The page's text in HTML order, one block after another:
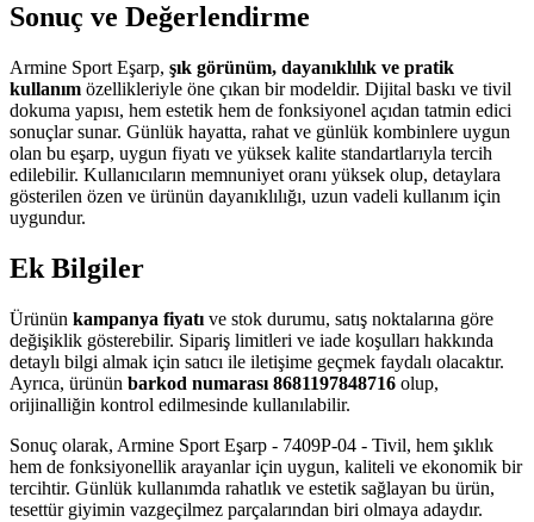
Sonuç ve Değerlendirme
Armine Sport Eşarp, şık görünüm, dayanıklılık ve pratik
kullanım özellikleriyle öne çıkan bir modeldir. Dijital baskı ve tivil
dokuma yapısı, hem estetik hem de fonksiyonel açıdan tatmin edici
sonuçlar sunar. Günlük hayatta, rahat ve günlük kombinlere uygun
olan bu eşarp, uygun fiyatı ve yüksek kalite standartlarıyla tercih
edilebilir. Kullanıcıların memnuniyet oranı yüksek olup, detaylara
gösterilen özen ve ürünün dayanıklılığı, uzun vadeli kullanım için
uygundur.
Ek Bilgiler
Ürünün kampanya fiyatı ve stok durumu, satış noktalarına göre
değişiklik gösterebilir. Sipariş limitleri ve iade koşulları hakkında
detaylı bilgi almak için satıcı ile iletişime geçmek faydalı olacaktır.
Ayrıca, ürünün barkod numarası 8681197848716 olup,
orijinalliğin kontrol edilmesinde kullanılabilir.
Sonuç olarak, Armine Sport Eşarp - 7409P-04 - Tivil, hem şıklık
hem de fonksiyonellik arayanlar için uygun, kaliteli ve ekonomik bir
tercihtir. Günlük kullanımda rahatlık ve estetik sağlayan bu ürün,
tesettür giyimin vazgeçilmez parçalarından biri olmaya adaydır.